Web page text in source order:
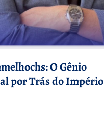
O Gênio
por Trás do Império